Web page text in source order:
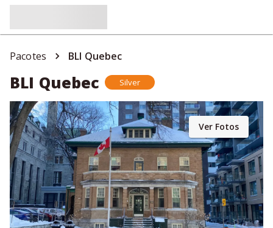
Pacotes BLI Quebec
BLI Quebec Silver
Ver Fotos